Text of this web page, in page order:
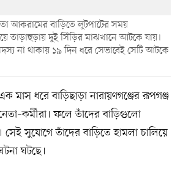
আকরামের বাড়িতে লুটপাটের সময়
তাড়াহুড়ায় দুই সিঁড়ির মাঝখানে আটকে যায়।
না থাকায় ১৯ দিন ধরে সেভাবেই সেটি আটকে
এক মাস ধরে বাড়িছাড়া নারায়ণগঞ্জের রূপগঞ্জ
ফলে তাঁদের বাড়িগুলো
সুযোগে তাঁদের বাড়িতে হামলা চালিয়ে
ঘটছে।